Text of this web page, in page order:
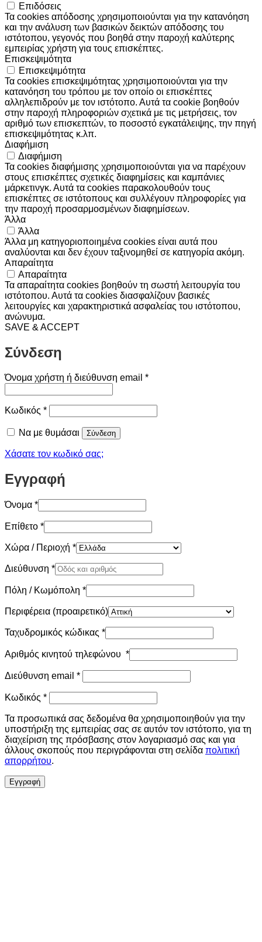
Επιδόσεις
Τα cookies απόδοσης χρησιμοποιούνται για την κατανόηση
και την ανάλυση των βασικών δεικτών απόδοσης του
ιστότοπου, γεγονός που βοηθά στην παροχή καλύτερης
εμπειρίας χρήστη για τους επισκέπτες.
Επισκεψιμότητα
Επισκεψιμότητα
Τα cookies επισκεψιμότητας χρησιμοποιούνται για την
κατανόηση του τρόπου με τον οποίο οι επισκέπτες
αλληλεπιδρούν με τον ιστότοπο. Αυτά τα cookie βοηθούν
στην παροχή πληροφοριών σχετικά με τις μετρήσεις, τον
αριθμό των επισκεπτών, το ποσοστό εγκατάλειψης, την πηγή
επισκεψιμότητας κ.λπ.
Διαφήμιση
Διαφήμιση
Τα cookies διαφήμισης χρησιμοποιούνται για να παρέχουν
στους επισκέπτες σχετικές διαφημίσεις και καμπάνιες
μάρκετινγκ. Αυτά τα cookies παρακολουθούν τους
επισκέπτες σε ιστότοπους και συλλέγουν πληροφορίες για
την παροχή προσαρμοσμένων διαφημίσεων.
Άλλα
Άλλα
Άλλα μη κατηγοριοποιημένα cookies είναι αυτά που
αναλύονται και δεν έχουν ταξινομηθεί σε κατηγορία ακόμη.
Απαραίτητα
Απαραίτητα
Τα απαραίτητα cookies βοηθούν τη σωστή λειτουργία του
ιστότοπου. Αυτά τα cookies διασφαλίζουν βασικές
λειτουργίες και χαρακτηριστικά ασφαλείας του ιστότοπου,
ανώνυμα.
SAVE & ACCEPT
Σύνδεση
Όνομα χρήστη ή διεύθυνση email *Απαιτείται
Κωδικός *Απαιτείται
Να με θυμάσαι Σύνδεση
Χάσατε τον κωδικό σας;
Εγγραφή
Όνομα *
Επίθετο *
Χώρα / Περιοχή *
Διεύθυνση *
Πόλη / Κωμόπολη *
Περιφέρεια (προαιρετικό)
Ταχυδρομικός κώδικας *
Αριθμός κινητού τηλεφώνου *
Διεύθυνση email *Απαιτείται
Κωδικός *Απαιτείται
Τα προσωπικά σας δεδομένα θα χρησιμοποιηθούν για την
υποστήριξη της εμπειρίας σας σε αυτόν τον ιστότοπο, για τη
διαχείριση της πρόσβασης στον λογαριασμό σας και για
άλλους σκοπούς που περιγράφονται στη σελίδα πολιτική
απορρήτου.
Εγγραφή